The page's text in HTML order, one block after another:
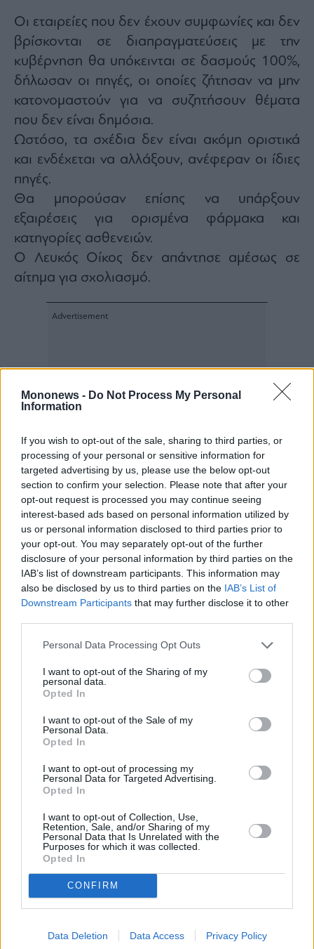
Mononews - Do Not Process My Personal
Information
If you wish to opt-out of the sale, sharing to third parties, or
processing of your personal or sensitive information for
targeted advertising by us, please use the below opt-out
section to confirm your selection. Please note that after your
opt-out request is processed you may continue seeing
interest-based ads based on personal information utilized by
us or personal information disclosed to third parties prior to
your opt-out. You may separately opt-out of the further
disclosure of your personal information by third parties on the
IAB’s list of downstream participants. This information may
also be disclosed by us to third parties on the IAB’s List of
Downstream Participants that may further disclose it to other
Personal Data Processing Opt Outs
I want to opt-out of the Sharing of my
personal data.
Opted In
I want to opt-out of the Sale of my
Personal Data.
Opted In
I want to opt-out of processing my
Personal Data for Targeted Advertising.
Opted In
I want to opt-out of Collection, Use,
Retention, Sale, and/or Sharing of my
Personal Data that Is Unrelated with the
Purposes for which it was collected.
Opted In
CONFIRM
Data Deletion Data Access Privacy Policy
Οι εταιρείες που δεν έχουν συμφωνίες και δεν
βρίσκονται σε διαπραγματεύσεις με την
κυβέρνηση θα υπόκεινται σε δασμούς 100%,
δήλωσαν οι πηγές, οι οποίες ζήτησαν να μην
κατονομαστούν για να συζητήσουν θέματα
που δεν είναι δημόσια.
Ωστόσο, τα σχέδια δεν είναι ακόμη οριστικά
και ενδέχεται να αλλάξουν, ανέφεραν οι ίδιες
πηγές.
Θα μπορούσαν επίσης να υπάρξουν
εξαιρέσεις για ορισμένα φάρμακα και
κατηγορίες ασθενειών.
Ο Λευκός Οίκος δεν απάντησε αμέσως σε
αίτημα για σχολιασμό.
Διαβάστε επίσης:
«συντριπτικές» επιθέσεις εναντίον των ΗΠΑ
και Ισραήλ μετά το διάγγελμα Τραμπ – Νέες
επιθέσεις στο Ισραήλ – 14 τραυματίες κοντά
στο Τελ Αβίβ (live upd)
Hertz & AEGEAN: μια ολοκληρωμένη εμπειρία
Μαρκ Ρούτε: Στην Ουάσινγκτον την επόμενη